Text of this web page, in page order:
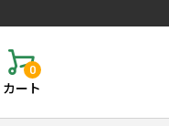
0
カート